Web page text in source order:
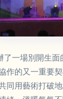
一場別開生
作的又一重要
同用藝術打破